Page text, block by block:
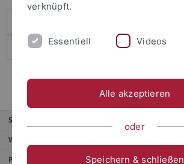
Service
Weitere Angebote
Portale
verknüpft.
Essentiell Videos
Alle akzeptieren
oder
Speichern & schließen